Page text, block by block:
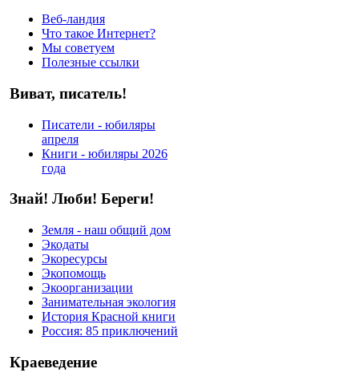
Веб-ландия
Что такое Интернет?
Мы советуем
Полезные ссылки
Виват, писатель!
Писатели - юбиляры
апреля
Книги - юбиляры 2026
года
Знай! Люби! Береги!
Земля - наш общий дом
Экодаты
Экоресурсы
Экопомощь
Экоорганизации
Занимательная экология
История Красной книги
Россия: 85 приключений
Краеведение